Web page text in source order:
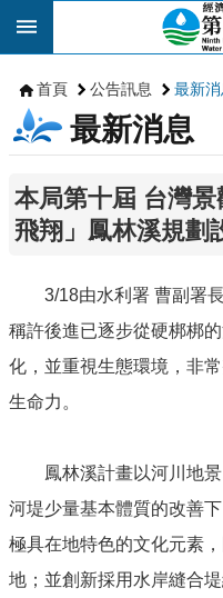
跳到主要內容區塊
首頁 公告訊息 最新消
最新消息
本局第十屆 台灣
飛翔」鳳林溪規劃
3/18由水利署 曹副署長
稱許後進已逐步從硬梆梆
化，並重視生態環境，非
生命力。
鳳林溪計畫以河川地景
河堤少量基本體質的改善
極具在地特色的文化元素
地；並創新採用水岸縫合